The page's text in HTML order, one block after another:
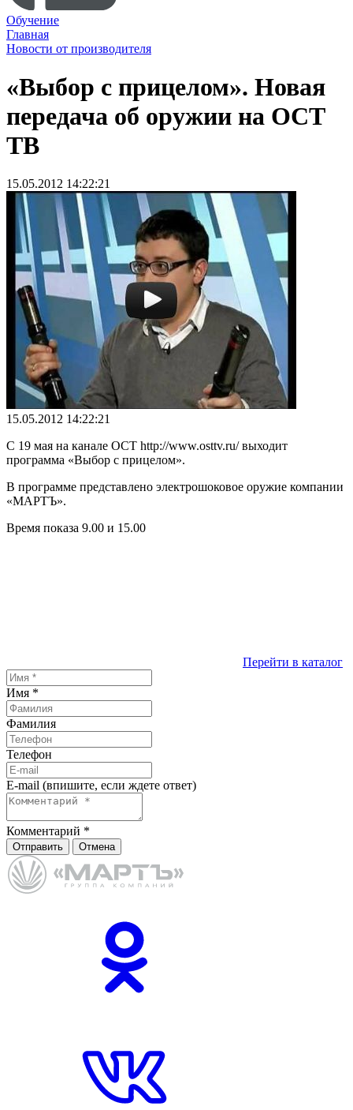
Обучение
Главная
Новости от производителя
«Выбор с прицелом». Новая
передача об оружии на ОСТ
ТВ
15.05.2012 14:22:21
15.05.2012 14:22:21
С 19 мая на канале ОСТ http://www.osttv.ru/ выходит
программа «Выбор с прицелом».
В программе представлено электрошоковое оружие компании
«МАРТЪ».
Время показа 9.00 и 15.00
Перейти в каталог
Имя *
Фамилия
Телефон
E-mail (впишите, если ждете ответ)
Комментарий *
Отправить Отмена